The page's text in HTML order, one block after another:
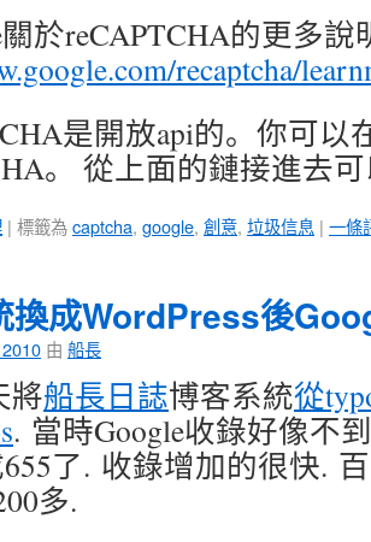
關於reCAPTCHA的更多
recaptcha/
是開放api的。你可以
。 從上面的鏈接進去
| 標籤為captcha, google, 創意, 垃圾信息 | 一條
換成WordPress後
由 船長
將船長日誌博客系統從
. 當時Google收錄好像不
了. 收錄增加的很快.
多.